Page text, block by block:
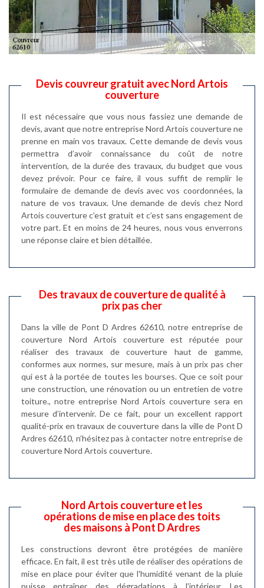
Devis couvreur gratuit avec Nord Artois
couverture
Il est nécessaire que vous nous fassiez une demande de
devis, avant que notre entreprise Nord Artois couverture ne
prenne en main vos travaux. Cette demande de devis vous
permettra d’avoir connaissance du coût de notre
intervention, de la durée des travaux, du budget que vous
devez prévoir. Pour ce faire, il vous suffit de remplir le
formulaire de demande de devis avec vos coordonnées, la
nature de vos travaux. Une demande de devis chez Nord
Artois couverture c’est gratuit et c’est sans engagement de
votre part. Et en moins de 24 heures, nous vous enverrons
une réponse claire et bien détaillée.
Des travaux de couverture de qualité à
prix pas cher
Dans la ville de Pont D Ardres 62610, notre entreprise de
couverture Nord Artois couverture est réputée pour
réaliser des travaux de couverture haut de gamme,
conformes aux normes, sur mesure, mais à un prix pas cher
qui est à la portée de toutes les bourses. Que ce soit pour
une construction, une rénovation ou un entretien de votre
toiture., notre entreprise Nord Artois couverture sera en
mesure d’intervenir. De ce fait, pour un excellent rapport
qualité-prix en travaux de couverture dans la ville de Pont D
Ardres 62610, n’hésitez pas à contacter notre entreprise de
couverture Nord Artois couverture.
Nord Artois couverture et les
opérations de mise en place des toits
des maisons à Pont D Ardres
Les constructions devront être protégées de manière
efficace. En fait, il est très utile de réaliser des opérations de
mise en place pour éviter que l'humidité venant de la pluie
puisse entraîner des dégradations à l'intérieur. Les